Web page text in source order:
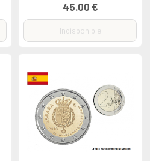
45.00 €
Indisponible